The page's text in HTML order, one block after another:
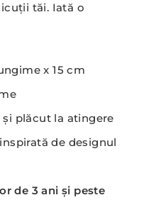
tăi. Iată o
x 15 cm
și plăcut la atingere
de designul
de 3 ani și peste